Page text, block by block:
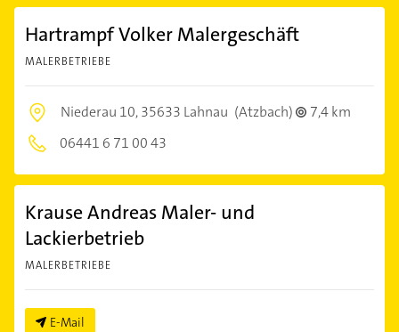
Hartrampf Volker Malergeschäft
MALERBETRIEBE
Niederau 10,35633 Lahnau (Atzbach)
7,4 km
06441 6 71 00 43
Krause Andreas Maler- und
Lackierbetrieb
MALERBETRIEBE
E-Mail